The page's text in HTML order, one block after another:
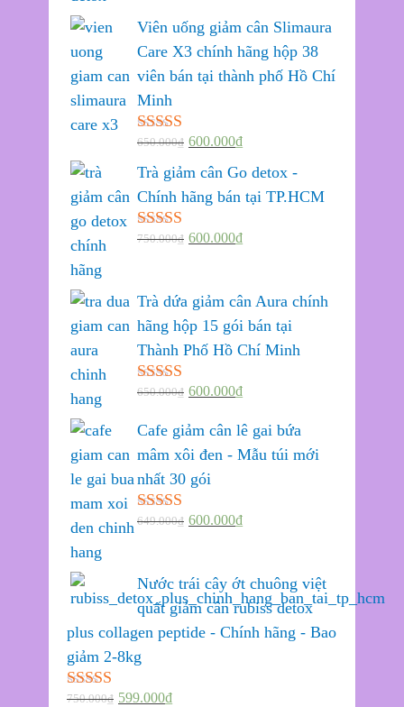
Viên uống giảm cân Slimaura
Care X3 chính hãng hộp 38
viên bán tại thành phố Hồ Chí
Minh
Được xếp
sao
650.000₫ 600.000₫
Trà giảm cân Go detox -
Chính hãng bán tại TP.HCM
Được xếp
750.000₫ 600.000₫
Trà dứa giảm cân Aura chính
hãng hộp 15 gói bán tại
Thành Phố Hồ Chí Minh
Được xếp
sao
650.000₫ 600.000₫
Cafe giảm cân lê gai bứa
mâm xôi đen - Mẫu túi mới
nhất 30 gói
Được xếp
649.000₫ 600.000₫
Nước trái cây ớt chuông việt
quất giảm cân rubiss detox
plus collagen peptide - Chính hãng - Bao
giảm 2-8kg
Được xếp
750.000₫ 599.000₫